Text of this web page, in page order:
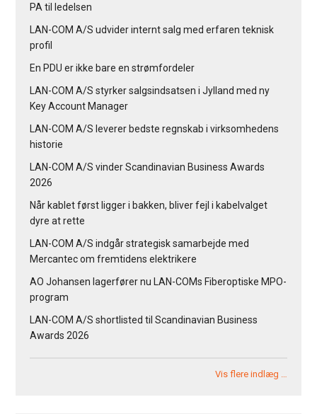
PA til ledelsen
LAN-COM A/S udvider internt salg med erfaren teknisk
profil
En PDU er ikke bare en strømfordeler
LAN-COM A/S styrker salgsindsatsen i Jylland med ny
Key Account Manager
LAN-COM A/S leverer bedste regnskab i virksomhedens
historie
LAN-COM A/S vinder Scandinavian Business Awards
2026
Når kablet først ligger i bakken, bliver fejl i kabelvalget
dyre at rette
LAN-COM A/S indgår strategisk samarbejde med
Mercantec om fremtidens elektrikere
AO Johansen lagerfører nu LAN-COMs Fiberoptiske MPO-
program
LAN-COM A/S shortlisted til Scandinavian Business
Awards 2026
Vis flere indlæg …